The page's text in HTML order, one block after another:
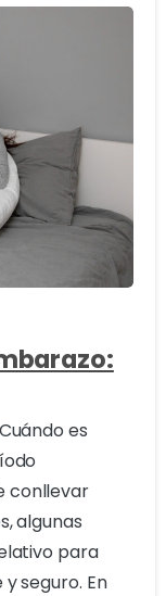
es
conllevar
algunas
para
seguro. En